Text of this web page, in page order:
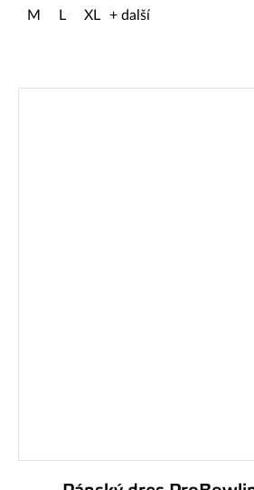
M L XL + další